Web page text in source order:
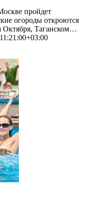
пройдет
огороды откроются
Октября, Таганском…